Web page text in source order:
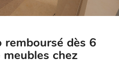
dès 6
meubles chez